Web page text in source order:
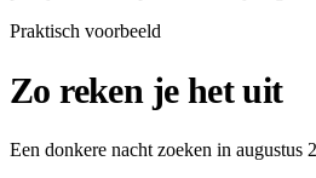
Praktisch voorbeeld
Zo reken je het uit
Een donkere nacht zoeken in augustus